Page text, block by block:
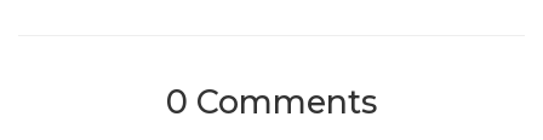
0 Comments